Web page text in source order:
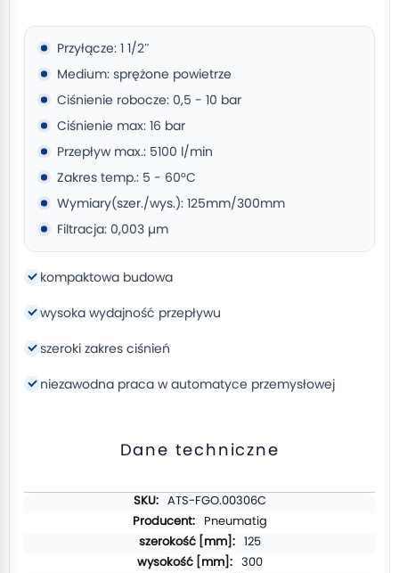
Przyłącze: 1 1/2″
Medium: sprężone powietrze
Ciśnienie robocze: 0,5 - 10 bar
Ciśnienie max: 16 bar
Przepływ max.: 5100 l/min
Zakres temp.: 5 - 60°C
Wymiary(szer./wys.): 125mm/300mm
Filtracja: 0,003 µm
kompaktowa budowa
wysoka wydajność przepływu
szeroki zakres ciśnień
niezawodna praca w automatyce przemysłowej
Dane techniczne
ATS-FGO.00306C
Pneumatig
125
300